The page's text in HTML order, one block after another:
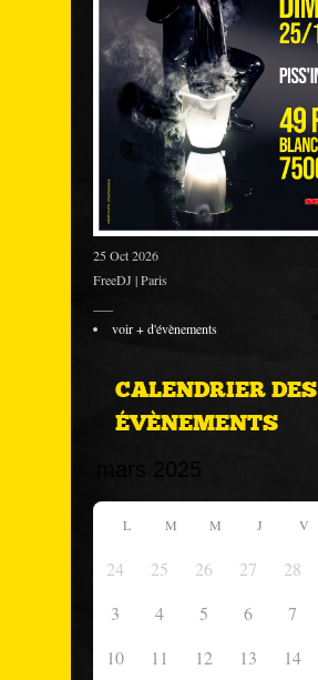
25 Oct 2026
FreeDJ | Paris
voir + d'évènements
CALENDRIER DES
ÉVÈNEMENTS
L M M J V
24 25 26 27 28
3
4 5 6 7
10
11 12 13 14